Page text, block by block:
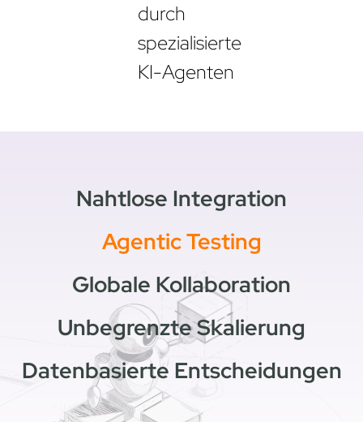
durch
spezialisierte
KI-Agenten
Nahtlose Integration
Agentic Testing
Globale Kollaboration
Unbegrenzte Skalierung
Datenbasierte Entscheidungen